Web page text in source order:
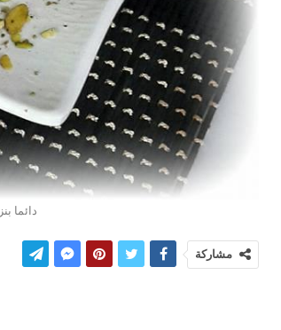
دائما
مشاركة